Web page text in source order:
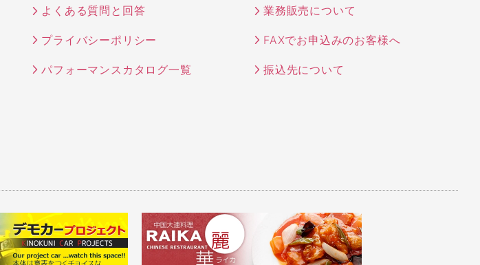
よくある質問と回答 業務販売について
プライバシーポリシー FAXでお申込みのお客様へ
パフォーマンスカタログ一覧 振込先について